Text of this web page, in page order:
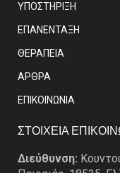
ΥΠΟΣΤΗΡΙΞΗ
ΕΠΑΝΕΝΤΑΞΗ
ΘΕΡΑΠΕΙΑ
ΑΡΘΡΑ
EΠΙΚΟΙΝΩΝΙΑ
ΣΤΟΙΧΕΙΑ
Διεύθυνση: